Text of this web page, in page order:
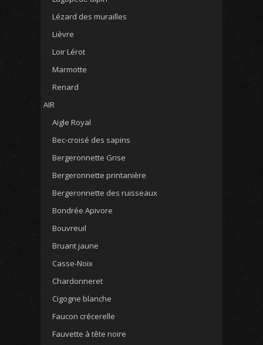
Lézard des murailles
Lièvre
Loir Lérot
Marmotte
Renard
AIR
Aigle Royal
Bec-croisé des sapins
Bergeronnette Grise
Bergeronnette printanière
Bergeronnette des ruisseaux
Bondrée Apivore
Bouvreuil
Bruant jaune
Casse-Noix
Chardonneret
Cigogne blanche
Faucon crécerelle
Fauvette à tête noire